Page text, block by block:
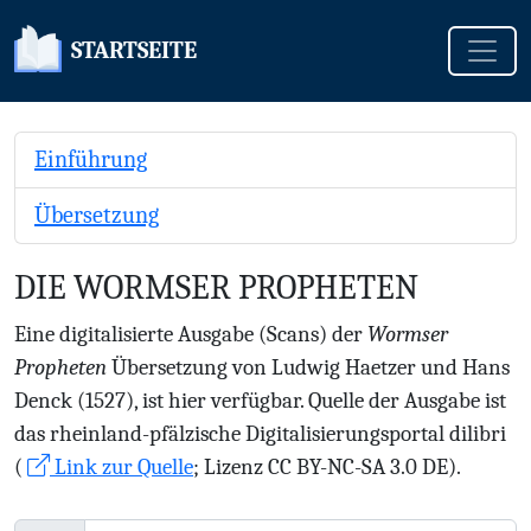
STARTSEITE
Einführung
Übersetzung
DIE WORMSER PROPHETEN
Eine digitalisierte Ausgabe (Scans) der Wormser
ProphetenÜbersetzung von Ludwig Haetzer und Hans
Denck (1527), ist hier verfügbar. Quelle der Ausgabe ist
das rheinland-pfälzische Digitalisierungsportal dilibri
(
Link zur Quelle; Lizenz CC BY-NC-SA 3.0 DE).